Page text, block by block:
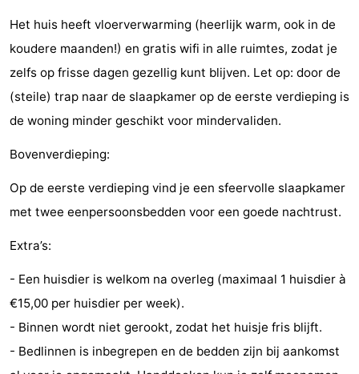
Golfbanen
-
en
paravliegen
en
drinken
Evenementen
Ringrijden
Zoutelande
Route
Het huis heeft vloerverwarming (heerlijk warm, ook in de
koudere maanden!) en gratis wifi in alle ruimtes, zodat je
zelfs op frisse dagen gezellig kunt blijven. Let op: door de
(steile) trap naar de slaapkamer op de eerste verdieping is
de woning minder geschikt voor mindervaliden.
Bovenverdieping:
Op de eerste verdieping vind je een sfeervolle slaapkamer
met twee eenpersoonsbedden voor een goede nachtrust.
Extra’s:
- Een huisdier is welkom na overleg (maximaal 1 huisdier à
€15,00 per huisdier per week).
- Binnen wordt niet gerookt, zodat het huisje fris blijft.
- Bedlinnen is inbegrepen en de bedden zijn bij aankomst